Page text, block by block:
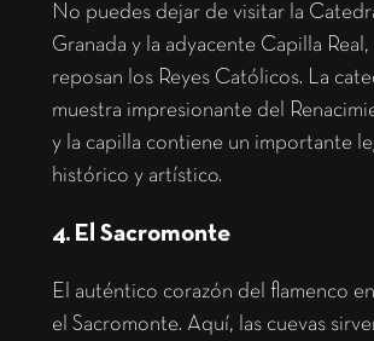
No puedes dejar de visitar la
Granada y la adyacente Capilla
reposan los Reyes Católicos. La
muestra impresionante del
y la capilla contiene un importante
histórico y artístico.
4. El Sacromonte
El auténtico corazón del flamenco
el Sacromonte. Aquí, las cuevas